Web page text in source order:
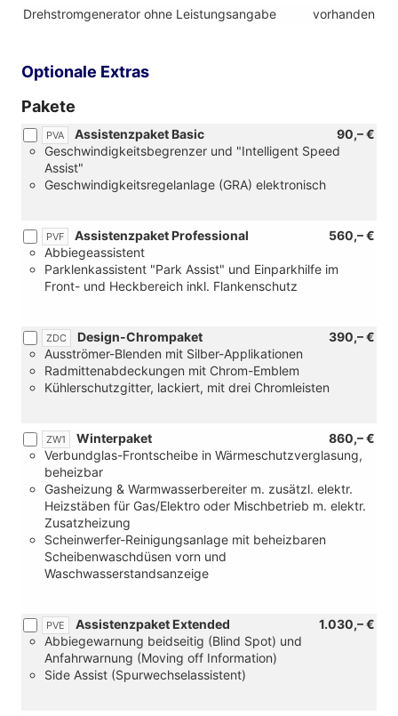
Drehstromgenerator ohne Leistungsangabe
vorhanden
Optionale Extras
Pakete
PVA 90,– €
Assistenzpaket Basic
Geschwindigkeitsbegrenzer und "Intelligent Speed
Assist"
Geschwindigkeitsregelanlage (GRA) elektronisch
PVF 560,– €
Assistenzpaket Professional
Abbiegeassistent
Parklenkassistent "Park Assist" und Einparkhilfe im
Front- und Heckbereich inkl. Flankenschutz
ZDC 390,– €
Design-Chrompaket
Ausströmer-Blenden mit Silber-Applikationen
Radmittenabdeckungen mit Chrom-Emblem
Kühlerschutzgitter, lackiert, mit drei Chromleisten
ZW1 860,– €
Winterpaket
Verbundglas-Frontscheibe in Wärmeschutzverglasung,
beheizbar
Gasheizung & Warmwasserbereiter m. zusätzl. elektr.
Heizstäben für Gas/Elektro oder Mischbetrieb m. elektr.
Zusatzheizung
Scheinwerfer-Reinigungsanlage mit beheizbaren
Scheibenwaschdüsen vorn und
Waschwasserstandsanzeige
PVE 1.030,– €
Assistenzpaket Extended
Abbiegewarnung beidseitig (Blind Spot) und
Anfahrwarnung (Moving off Information)
Side Assist (Spurwechselassistent)